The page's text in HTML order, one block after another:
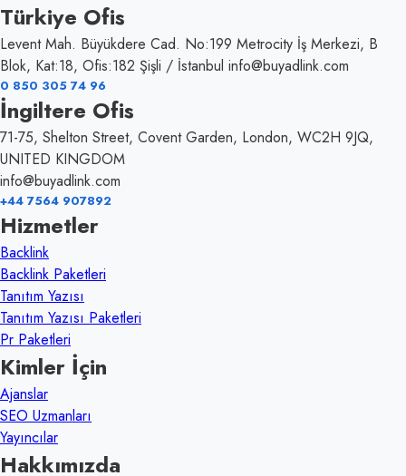
Türkiye Ofis
Levent Mah. Büyükdere Cad. No:199 Metrocity İş Merkezi, B
Blok, Kat:18, Ofis:182 Şişli / İstanbul info@buyadlink.com
0 850 305 74 96
İngiltere Ofis
71-75, Shelton Street, Covent Garden, London, WC2H 9JQ,
UNITED KINGDOM
info@buyadlink.com
+44 7564 907892
Hizmetler
Backlink
Backlink Paketleri
Tanıtım Yazısı
Tanıtım Yazısı Paketleri
Pr Paketleri
Kimler İçin
Ajanslar
SEO Uzmanları
Yayıncılar
Hakkımızda